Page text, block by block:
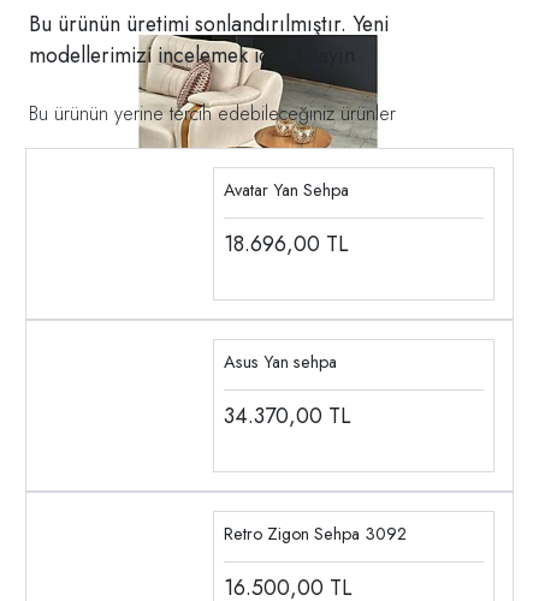
Bu ürünün üretimi sonlandırılmıştır. Yeni
modellerimizi incelemek için
Bu ürünün yerine tercih edebileceğiniz ürünler
Avatar Yan Sehpa
18.696,00 TL
Asus Yan sehpa
34.370,00 TL
Retro Zigon Sehpa 3092
16.500,00 TL